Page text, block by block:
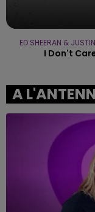
ED SHEERAN &
I Don't
A